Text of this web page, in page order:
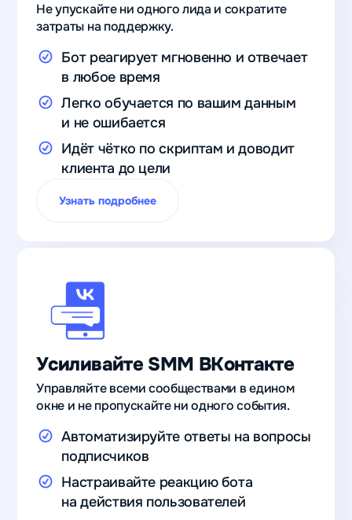
Не упускайте ни одного лида и сократите
затраты на поддержку.
Бот реагирует мгновенно и отвечает
в любое время
Легко обучается по вашим данным
и не ошибается
Идёт чётко по скриптам и доводит
клиента до цели
Узнать подробнее
Усиливайте SMM ВКонтакте
Управляйте всеми сообществами в едином
окне и не пропускайте ни одного события.
Автоматизируйте ответы на вопросы
подписчиков
Настраивайте реакцию бота
на действия пользователей